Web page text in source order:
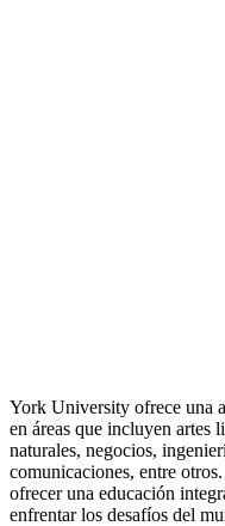
York University ofrece una
en áreas que incluyen artes
naturales, negocios,
comunicaciones, entre
ofrecer una educación
enfrentar los desafíos del